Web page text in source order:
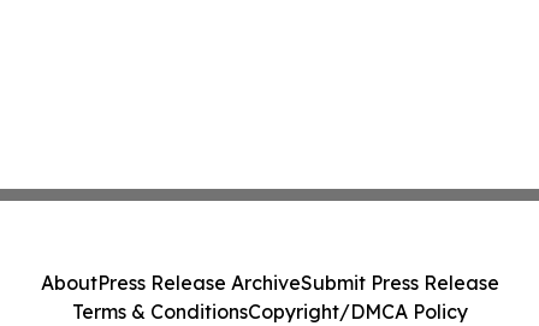
AboutPress Release ArchiveSubmit Press Release
Terms & ConditionsCopyright/DMCA Policy